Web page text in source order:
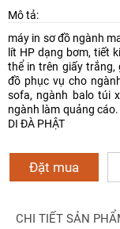
Mô tả:
máy in sơ đồ ngành
lít HP dạng bơm, tiết
thể in trên giấy trắng,
đồ phục vụ cho
sofa, ngành balo túi
ngành làm quảng
DI ĐÀ PHẬT
Đặt mua
CHI TIẾT SẢN